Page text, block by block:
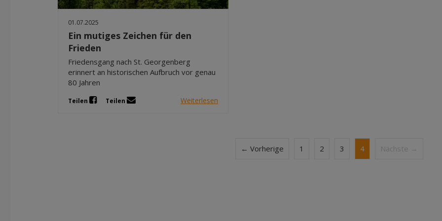
01.07.2025
Ein mutiges Zeichen für den
Frieden
Friedensgang nach St. Georgenberg
erinnert an historischen Aufbruch vor genau
80 Jahren
Teilen Teilen Weiterlesen
← Vorherige 1 2 3 4 Nächste →